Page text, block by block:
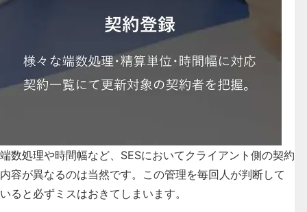
端数処理や時間幅など、SESにおいてクライアント側の契約
内容が異なるのは当然です。 この管理を毎回人が判断して
いると必ずミスはおきてしまいます。